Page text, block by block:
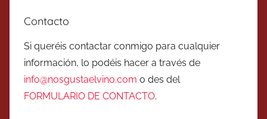
Contacto
Si queréis contactar conmigo para cualquier
información, lo podéis hacer a través de
info@nosgustaelvino.com o des del
FORMULARIO DE CONTACTO.